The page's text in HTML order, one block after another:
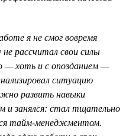
я не смог вовремя
не рассчитал свои силы
— хоть и с опозданием —
ситуацию
развить навыки
и занялся: стал тщательно
тайм-менеджментом.